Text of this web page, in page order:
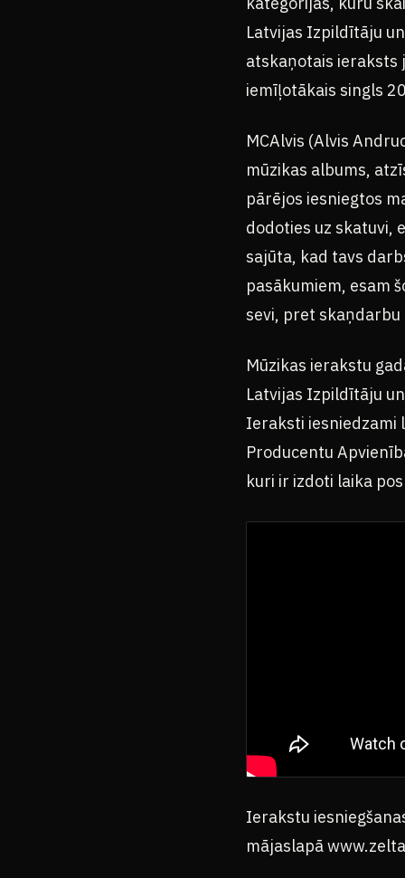
Latvijas Izpildītāju
atskaņotais ieraksts
iemīļotākais singls
MCAlvis (Alvis
mūzikas albums,
pārējos iesniegtos
dodoties uz skatuvi,
sajūta, kad tavs
pasākumiem, esam
sevi, pret
Mūzikas ierakstu
Latvijas Izpildītāju
Ieraksti iesniedzami
Producentu
kuri ir izdoti laika
Ierakstu
mājaslapā